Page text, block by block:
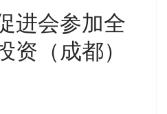
进会参加全
资（成都）